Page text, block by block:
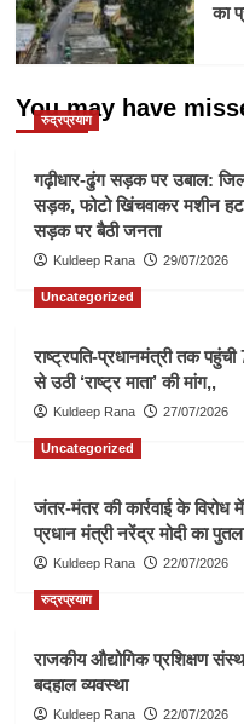
का
You may have
रुद्रप्रयाग
गढ़ीधार-ढुंग सड़क पर उबाल:
सड़क, फोटो खिंचवाकर मशीन
सड़क पर बैठी जनता
Kuldeep Rana 29/07/2026
Uncategorized
राष्ट्रपति-प्रधानमंत्री तक
से उठी ‘राष्ट्र माता’ की मांग,,
Kuldeep Rana 27/07/2026
Uncategorized
जंतर-मंतर की कार्रवाई के
प्रधान मंत्री नरेंद्र मोदी का
Kuldeep Rana 22/07/2026
रुद्रप्रयाग
राजकीय औद्योगिक प्रशिक्षण
बदहाल व्यवस्था
Kuldeep Rana 22/07/2026